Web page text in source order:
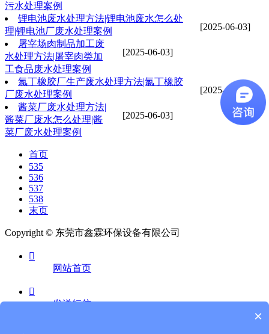
污水处理案例
[2025-06-03]
锂电池废水处理方法|锂电池废水怎么处
理|锂电池厂废水处理案例
[2025-06-03]
屠宰场肉制品加工废
水处理方法|屠宰肉类加
工食品废水处理案例
[2025-06-03]
氯丁橡胶厂生产废水处理方法|氯丁橡胶
厂废水处理案例
[2025-06-03]
酱菜厂废水处理方法|
酱菜厂废水怎么处理|酱
菜厂废水处理案例
首页
535
536
537
538
末页
Copyright © 东莞市鑫霖环保设备有限公司

网站首页

发送短信
×